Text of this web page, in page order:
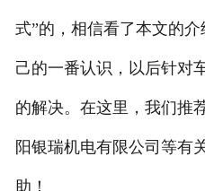
式”的，相信看了本文的
己的一番认识，以后针对
的解决。在这里，我们推
阳银瑞机电有限公司等有
助！